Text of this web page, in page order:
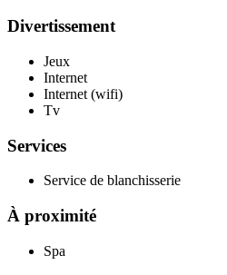
Divertissement
Jeux
Internet
Internet (wifi)
Tv
Services
Service de blanchisserie
À proximité
Spa